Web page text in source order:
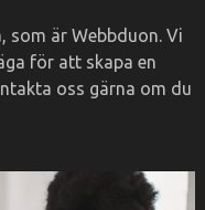
som är Webbduon. Vi
för att skapa en
oss gärna om du